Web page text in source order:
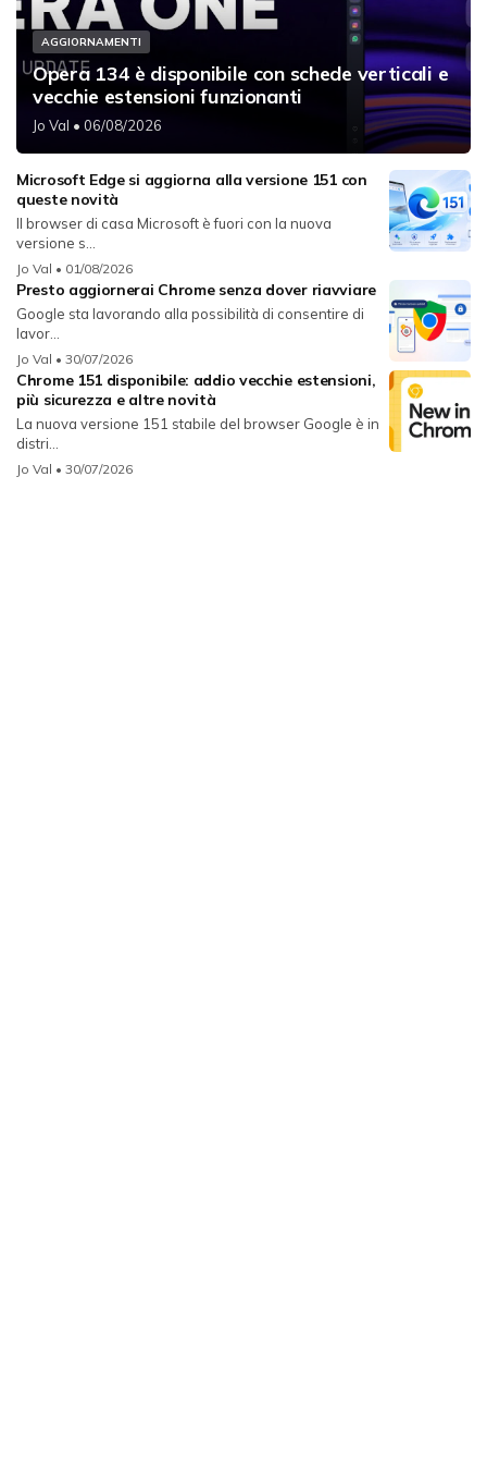
AGGIORNAMENTI
Opera 134 è disponibile con schede verticali e
vecchie estensioni funzionanti
Jo Val • 06/08/2026
Microsoft Edge si aggiorna alla versione 151 con
queste novità
Il browser di casa Microsoft è fuori con la nuova
versione s...
Jo Val • 01/08/2026
Presto aggiornerai Chrome senza dover riavviare
Google sta lavorando alla possibilità di consentire di
lavor...
Jo Val • 30/07/2026
Chrome 151 disponibile: addio vecchie estensioni,
più sicurezza e altre novità
La nuova versione 151 stabile del browser Google è in
distri...
Jo Val • 30/07/2026